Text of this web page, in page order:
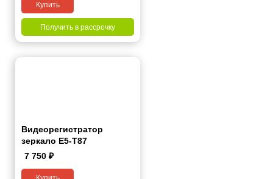
Купить
Получить в рассрочку
Видеорегистратор
зеркало E5-T87
7 750 ₽